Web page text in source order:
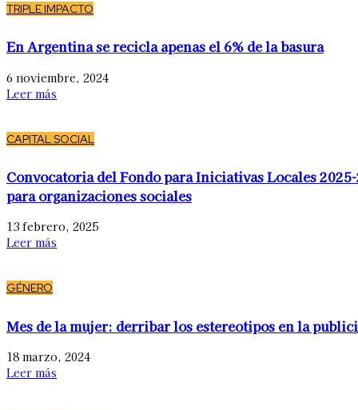
TRIPLE IMPACTO
En Argentina se recicla apenas el 6% de la basura
6 noviembre, 2024
Leer más
CAPITAL SOCIAL
Convocatoria del Fondo para Iniciativas Locales
para organizaciones sociales
13 febrero, 2025
Leer más
GÉNERO
Mes de la mujer: derribar los estereotipos en la
18 marzo, 2024
Leer más